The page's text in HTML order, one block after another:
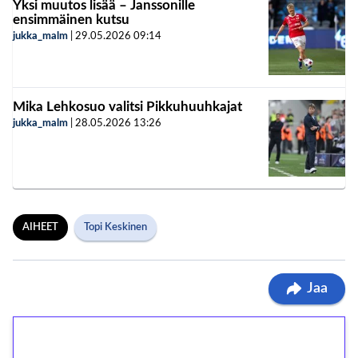
Yksi muutos lisää – Janssonille
ensimmäinen kutsu
jukka_malm 29.05.2026 09:14
Mika Lehkosuo valitsi Pikkuhuuhkajat
jukka_malm 28.05.2026 13:26
AIHEET Topi Keskinen
Jaa